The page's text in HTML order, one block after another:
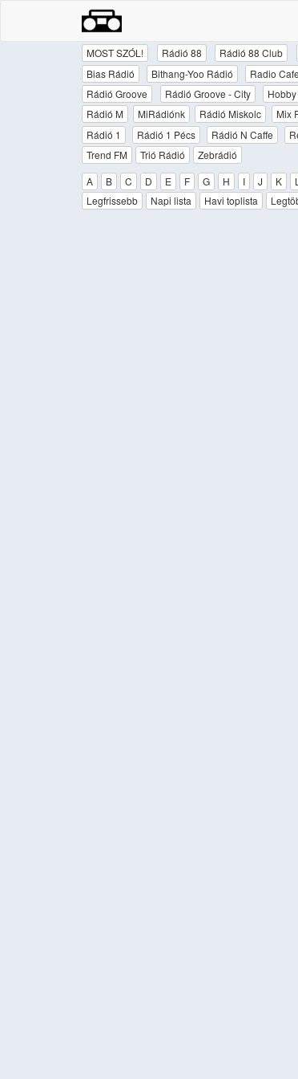
MOST SZÓL! Rádió 88 Rádió 88 Club
Bias Rádió
Bithang-Yoo Rádió Radio Cafe
Rádió Groove
Rádió Groove - City
Rádió M
MiRádiónk Rádió Miskolc Mix
Rádió 1
Rádió 1 Pécs Rádió N Caffe
Trend FM
Trió Rádió
Zebrádió
A
B C D E F G H I J K L
Legfrissebb
Napi lista Havi toplista